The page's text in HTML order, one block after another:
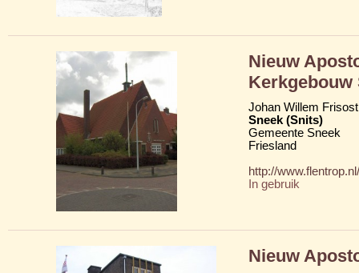
Nieuw
Kerkgebouw
Johan Willem
Sneek (Snits)
Gemeente Sneek
Friesland
http://
In gebruik
Nieuw